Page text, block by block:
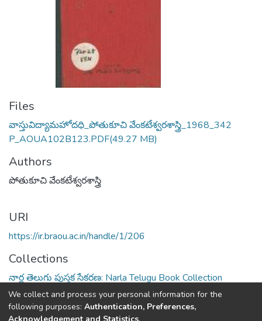
Files
వాస్తువిద్యామహోదధి_పోతుకూచి వేంకటేశ్వరశాస్త్రి_1968_342
P_AOUA102B123.PDF(49.27 MB)
Authors
పోతుకూచి వేంకటేశ్వరశాస్త్రి
URI
https://ir.braou.ac.in/handle/1/206
Collections
నార్ల తెలుగు పుస్తక సేకరణ: Narla Telugu Book Collection
Full item page
We collect and process your personal information for the
following purposes: Authentication, Preferences,